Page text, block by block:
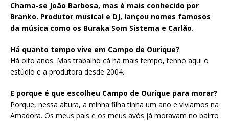
Chama-se João Barbosa, mas é mais conhecido por
Branko. Produtor musical e DJ, lançou nomes famosos
da música como os Buraka Som Sistema e Carlão.
Há quanto tempo vive em Campo de Ourique?
Há oito anos. Mas trabalho cá há mais tempo, tenho aqui o
estúdio e a produtora desde 2004.
E porque é que escolheu Campo de Ourique para morar?
Porque, nessa altura, a minha filha tinha um ano e vivíamos na
Amadora. Os meus pais e os meus avós já moravam no bairro